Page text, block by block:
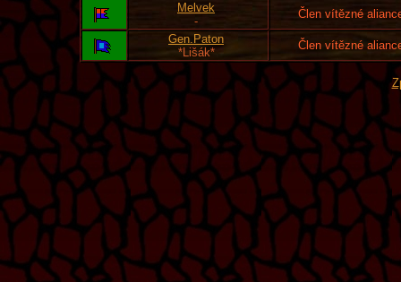
Melvek
-
Člen vítězné
Gen.Paton
*Lišák*
Člen vítězné